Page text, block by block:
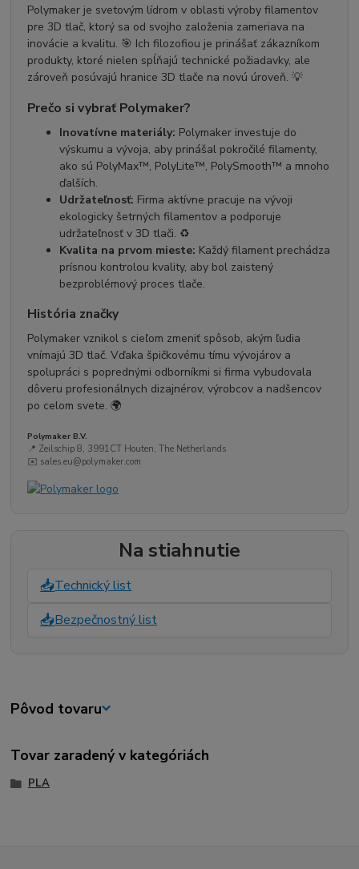
Polymaker je svetovým lídrom v oblasti výroby filamentov
pre 3D tlač, ktorý sa od svojho založenia zameriava na
inovácie a kvalitu. 🎯 Ich filozofiou je prinášať zákazníkom
produkty, ktoré nielen spĺňajú technické požiadavky, ale
zároveň posúvajú hranice 3D tlače na novú úroveň. 💡
Prečo si vybrať Polymaker?
Inovatívne materiály: Polymaker investuje do
výskumu a vývoja, aby prinášal pokročilé filamenty,
ako sú PolyMax™, PolyLite™, PolySmooth™ a mnoho
ďalších.
Udržateľnosť: Firma aktívne pracuje na vývoji
ekologicky šetrných filamentov a podporuje
udržateľnosť v 3D tlači. ♻️
Kvalita na prvom mieste: Každý filament prechádza
prísnou kontrolou kvality, aby bol zaistený
bezproblémový proces tlače.
História značky
Polymaker vznikol s cieľom zmeniť spôsob, akým ľudia
vnímajú 3D tlač. Vďaka špičkovému tímu vývojárov a
spolupráci s poprednými odborníkmi si firma vybudovala
dôveru profesionálnych dizajnérov, výrobcov a nadšencov
po celom svete. 🌍
Polymaker B.V.
📍 Zeilschip 8, 3991CT Houten, The Netherlands
✉️ sales.eu@polymaker.com
Na stiahnutie
📥Technický list
📥Bezpečnostný list
Pôvod tovaru
Tovar zaradený v kategóriách
PLA